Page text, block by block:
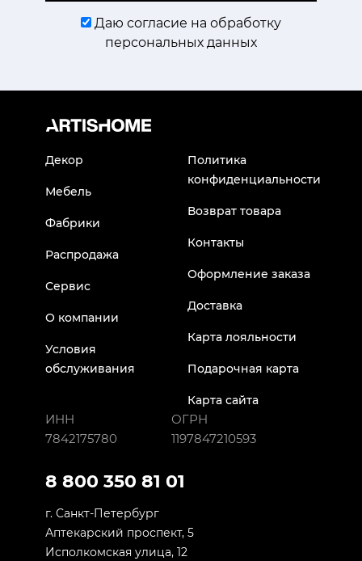
Даю согласие на обработку
персональных данных
Декор
Мебель
Фабрики
Распродажа
Сервис
О компании
Условия
обслуживания
Политика
конфиденциальности
Возврат товара
Контакты
Оформление заказа
Доставка
Карта лояльности
Подарочная карта
Карта сайта
ИНН
7842175780
ОГРН
1197847210593
8 800 350 81 01
г. Санкт-Петербург
Аптекарский проспект, 5
Исполкомская улица, 12